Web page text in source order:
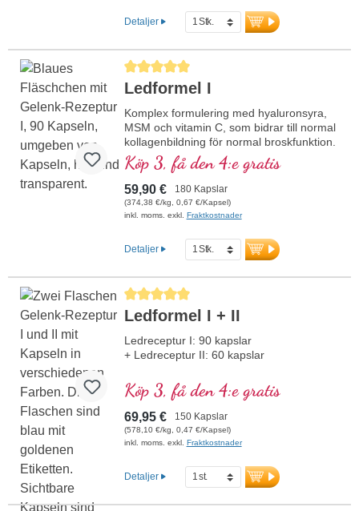
Detaljer
Genomsnittligt betyg på 5 av 5 stjärnor
Ledformel I
Komplex formulering med hyaluronsyra,
MSM och vitamin C, som bidrar till normal
kollagenbildning för normal broskfunktion.
För specifik tillförsel till broskiga
ledstrukturer i en optimal
sammansättning.
Köp 3, få den 4:e gratis
59,90 € 180 Kapslar
(374,38 €/kg, 0,67 €/Kapsel)
inkl. moms. exkl. Fraktkostnader
Detaljer
Genomsnittligt betyg på 5 av 5 stjärnor
Ledformel I + II
Ledreceptur I: 90 kapslar
+ Ledreceptur II: 60 kapslar
Köp 3, få den 4:e gratis
69,95 € 150 Kapslar
(578,10 €/kg, 0,47 €/Kapsel)
inkl. moms. exkl. Fraktkostnader
Detaljer